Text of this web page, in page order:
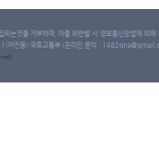
되는것을 거부하며, 이를 위반할 시 정보통신망법에 의
어진동) 국토교통부 (온라인 문의 :